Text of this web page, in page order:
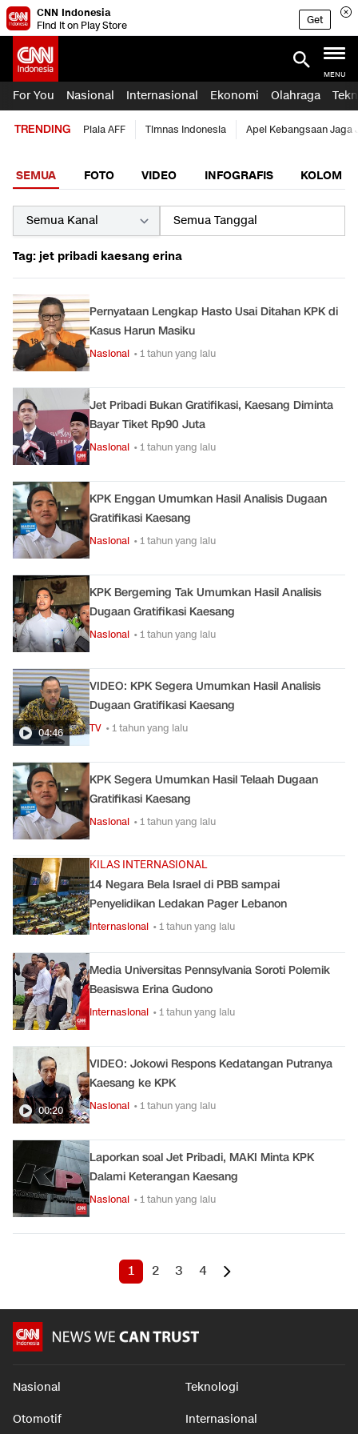
CNN Indonesia
Find it on Play Store
Get
MENU
For You Nasional Internasional Ekonomi Olahraga
TRENDING Piala AFF Timnas Indonesia Apel Kebangsaan Jaga
SEMUA FOTO VIDEO INFOGRAFIS KOLOM
Tag: jet pribadi kaesang erina
Pernyataan Lengkap Hasto Usai Ditahan KPK di
Kasus Harun Masiku
Nasional • 1 tahun yang lalu
Jet Pribadi Bukan Gratifikasi, Kaesang Diminta
Bayar Tiket Rp90 Juta
Nasional • 1 tahun yang lalu
KPK Enggan Umumkan Hasil Analisis Dugaan
Gratifikasi Kaesang
Nasional • 1 tahun yang lalu
KPK Bergeming Tak Umumkan Hasil Analisis
Dugaan Gratifikasi Kaesang
Nasional • 1 tahun yang lalu
04:46
VIDEO: KPK Segera Umumkan Hasil Analisis
Dugaan Gratifikasi Kaesang
TV • 1 tahun yang lalu
KPK Segera Umumkan Hasil Telaah Dugaan
Gratifikasi Kaesang
Nasional • 1 tahun yang lalu
KILAS INTERNASIONAL
14 Negara Bela Israel di PBB sampai
Penyelidikan Ledakan Pager Lebanon
Internasional • 1 tahun yang lalu
Media Universitas Pennsylvania Soroti Polemik
Beasiswa Erina Gudono
Internasional • 1 tahun yang lalu
00:20
VIDEO: Jokowi Respons Kedatangan Putranya
Kaesang ke KPK
Nasional • 1 tahun yang lalu
Laporkan soal Jet Pribadi, MAKI Minta KPK
Dalami Keterangan Kaesang
Nasional • 1 tahun yang lalu
1 2 3 4
Nasional Teknologi
Otomotif Internasional